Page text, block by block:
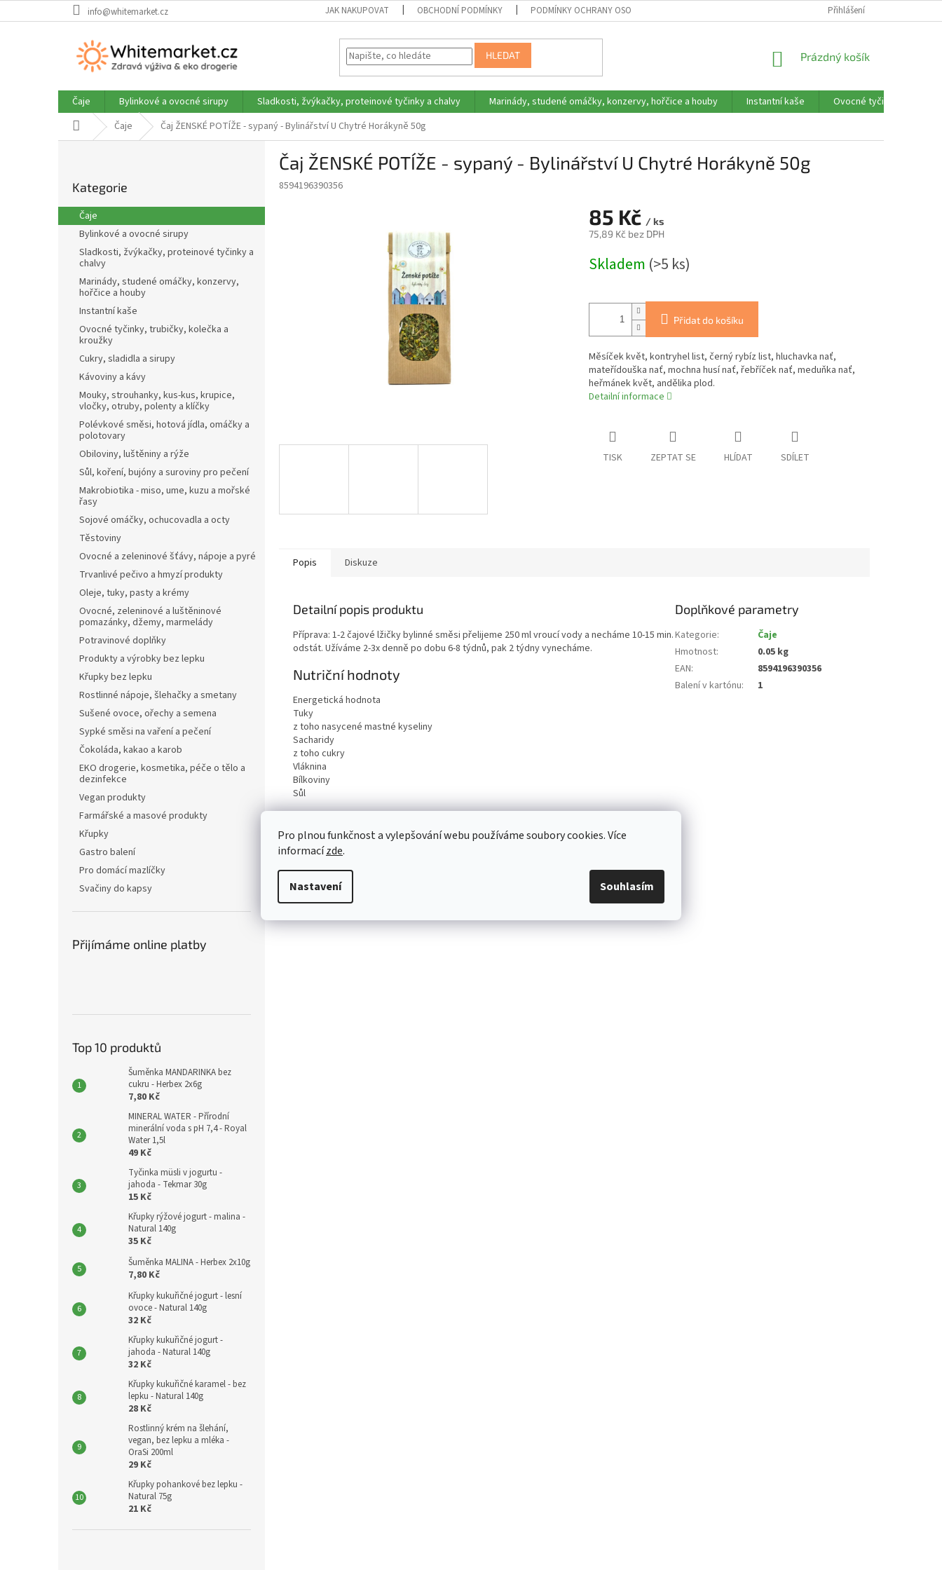
Pro plnou funkčnost a vylepšování webu používáme soubory cookies. Více
informacízde.
Nastavení Souhlasím
na
info@whitemarket.cz JAK NAKUPOVAT OBCHODNÍ PODMÍNKY PODMÍNKY OCHRANY OSOBNÍCH ÚDAJŮ Přihlášení
HLEDAT
NÁKUPNÍ
Prázdný košík
Čaje Bylinkové a ovocné sirupy Sladkosti, žvýkačky, proteinové tyčinky a chalvy Marinády, studené omáčky, konzervy, hořčice a houby Instantní kaše
Ovocné tyčinky,
Domů Čaje Čaj ŽENSKÉ POTÍŽE - sypaný - Bylinářství U Chytré Horákyně 50g
r
a
kategorie
Kategorie
Čaje
Bylinkové a ovocné sirupy
Sladkosti, žvýkačky, proteinové tyčinky a
chalvy
Marinády, studené omáčky, konzervy,
hořčice a houby
Instantní kaše
Ovocné tyčinky, trubičky, kolečka a
kroužky
Cukry, sladidla a sirupy
Kávoviny a kávy
Mouky, strouhanky, kus-kus, krupice,
vločky, otruby, polenty a klíčky
Polévkové směsi, hotová jídla, omáčky a
polotovary
Obiloviny, luštěniny a rýže
Sůl, koření, bujóny a suroviny pro pečení
Makrobiotika - miso, ume, kuzu a mořské
řasy
Sojové omáčky, ochucovadla a octy
Těstoviny
Ovocné a zeleninové šťávy, nápoje a pyré
Trvanlivé pečivo a hmyzí produkty
Oleje, tuky, pasty a krémy
Ovocné, zeleninové a luštěninové
pomazánky, džemy, marmelády
Potravinové doplňky
Produkty a výrobky bez lepku
Křupky bez lepku
Rostlinné nápoje, šlehačky a smetany
Sušené ovoce, ořechy a semena
Sypké směsi na vaření a pečení
Čokoláda, kakao a karob
EKO drogerie, kosmetika, péče o tělo a
dezinfekce
Vegan produkty
Farmářské a masové produkty
Křupky
Gastro balení
Pro domácí mazlíčky
Svačiny do kapsy
Přijímáme online platby
Top 10 produktů
Šuměnka MANDARINKA bez
cukru - Herbex 2x6g
7,80 Kč
MINERAL WATER - Přírodní
minerální voda s pH 7,4 - Royal
Water 1,5l
49 Kč
Tyčinka müsli v jogurtu -
jahoda - Tekmar 30g
15 Kč
Křupky rýžové jogurt - malina -
Natural 140g
35 Kč
Šuměnka MALINA - Herbex 2x10g
7,80 Kč
Křupky kukuřičné jogurt - lesní
ovoce - Natural 140g
32 Kč
Křupky kukuřičné jogurt -
jahoda - Natural 140g
32 Kč
Křupky kukuřičné karamel - bez
lepku - Natural 140g
28 Kč
Rostlinný krém na šlehání,
vegan, bez lepku a mléka -
OraSi 200ml
29 Kč
Křupky pohankové bez lepku -
Natural 75g
21 Kč
Čaj ŽENSKÉ POTÍŽE - sypaný - Bylinářství U Chytré Horákyně 50g
8594196390356
85 Kč / ks
75,89 Kč bez DPH
cena:
Skladem (>5 ks)
Přidat do košíku
Měsíček květ, kontryhel list, černý rybíz list, hluchavka nať,
mateřídouška nať, mochna husí nať, řebříček nať, meduňka nať,
heřmánek květ, andělika plod.
Detailní informace
TISK ZEPTAT SE HLÍDAT SDÍLET
Popis Diskuze
Detailní popis produktu
Příprava: 1-2 čajové lžičky bylinné směsi přelijeme 250 ml vroucí vody a necháme 10-15 min.
odstát. Užíváme 2-3x denně po dobu 6-8 týdnů, pak 2 týdny vynecháme.
Nutriční hodnoty
Energetická hodnota
Tuky
z toho nasycené mastné kyseliny
Sacharidy
z toho cukry
Vláknina
Bílkoviny
Sůl
Doplňkové parametry
Kategorie:
Čaje
Hmotnost:
0.05 kg
EAN:
8594196390356
Balení v kartónu: 1